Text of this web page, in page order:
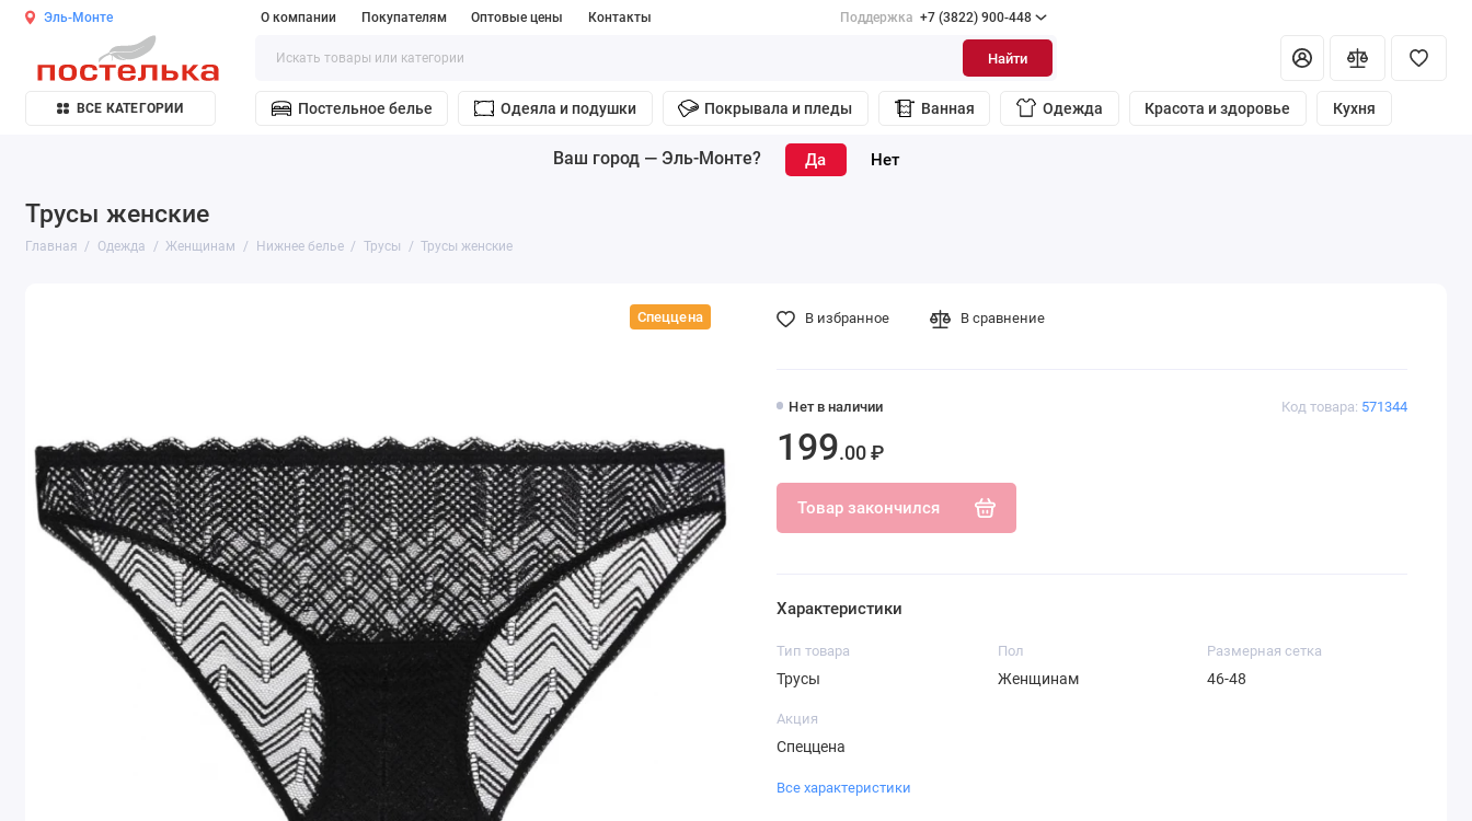
Эль-Монте О компании Покупателям Оптовые цены Контакты Поддержка +7 (3822) 900-448
Найти
ВСЕ КАТЕГОРИИ Постельное белье Одеяла и подушки Покрывала и пледы Ванная Одежда Красота и здоровье Кухня
Ваш город — Эль-Монте?
Трусы женские
Главная Одежда Женщинам Нижнее белье Трусы Трусы женские
Спеццена
Код товара: 571344
Нет в наличии
199.00 ₽
Товар закончился
В избранное В сравнение
Характеристики
Тип товара
Трусы
Пол
Женщинам
Размерная сетка
46-48
Акция
Спеццена
Все характеристики